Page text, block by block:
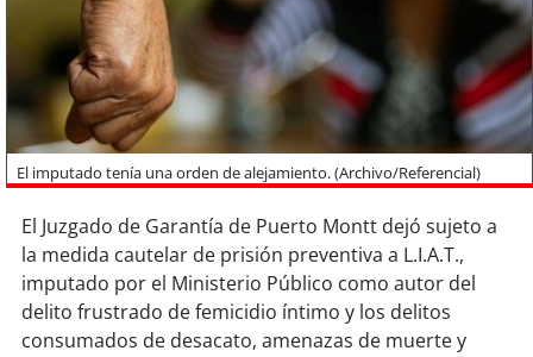
soyiquique
soycalama
soyantofagasta
soycopiapó
soyvalparaíso
soyquillota
El imputado tenía una orden de alejamiento. (Archivo/Referencial)
El Juzgado de Garantía de Puerto Montt dejó sujeto a
la medida cautelar de prisión preventiva a L.I.A.T.,
imputado por el Ministerio Público como autor del
delito frustrado de femicidio íntimo y los delitos
consumados de desacato, amenazas de muerte y